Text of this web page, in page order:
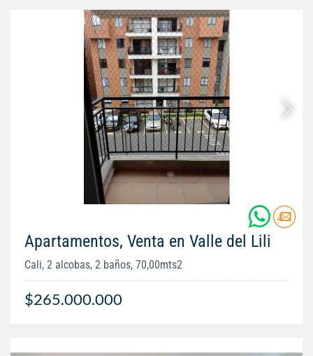
Apartamentos, Venta en Valle del Lili
Cali, 2 alcobas, 2 baños, 70,00mts2
$265.000.000